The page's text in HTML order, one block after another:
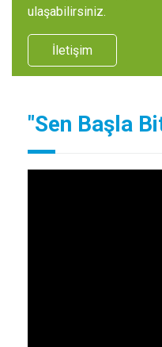
ulaşabilirsiniz.
İletişim
"Sen Başla